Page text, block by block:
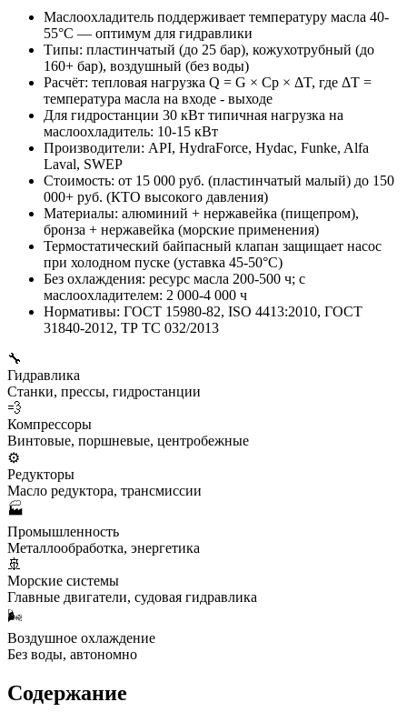
Маслоохладитель поддерживает температуру масла 40-
55°C — оптимум для гидравлики
Типы: пластинчатый (до 25 бар), кожухотрубный (до
160+ бар), воздушный (без воды)
Расчёт: тепловая нагрузка Q = G × Cp × ΔT, где ΔT =
температура масла на входе - выходе
Для гидростанции 30 кВт типичная нагрузка на
маслоохладитель: 10-15 кВт
Производители: API, HydraForce, Hydac, Funke, Alfa
Laval, SWEP
Стоимость: от 15 000 руб. (пластинчатый малый) до 150
000+ руб. (КТО высокого давления)
Материалы: алюминий + нержавейка (пищепром),
бронза + нержавейка (морские применения)
Термостатический байпасный клапан защищает насос
при холодном пуске (уставка 45-50°C)
Без охлаждения: ресурс масла 200-500 ч; с
маслоохладителем: 2 000-4 000 ч
Нормативы: ГОСТ 15980-82, ISO 4413:2010, ГОСТ
31840-2012, ТР ТС 032/2013
🔧
Гидравлика
Станки, прессы, гидростанции
💨
Компрессоры
Винтовые, поршневые, центробежные
⚙️
Редукторы
Масло редуктора, трансмиссии
🏭
Промышленность
Металлообработка, энергетика
🚢
Морские системы
Главные двигатели, судовая гидравлика
🌬️
Воздушное охлаждение
Без воды, автономно
Содержание